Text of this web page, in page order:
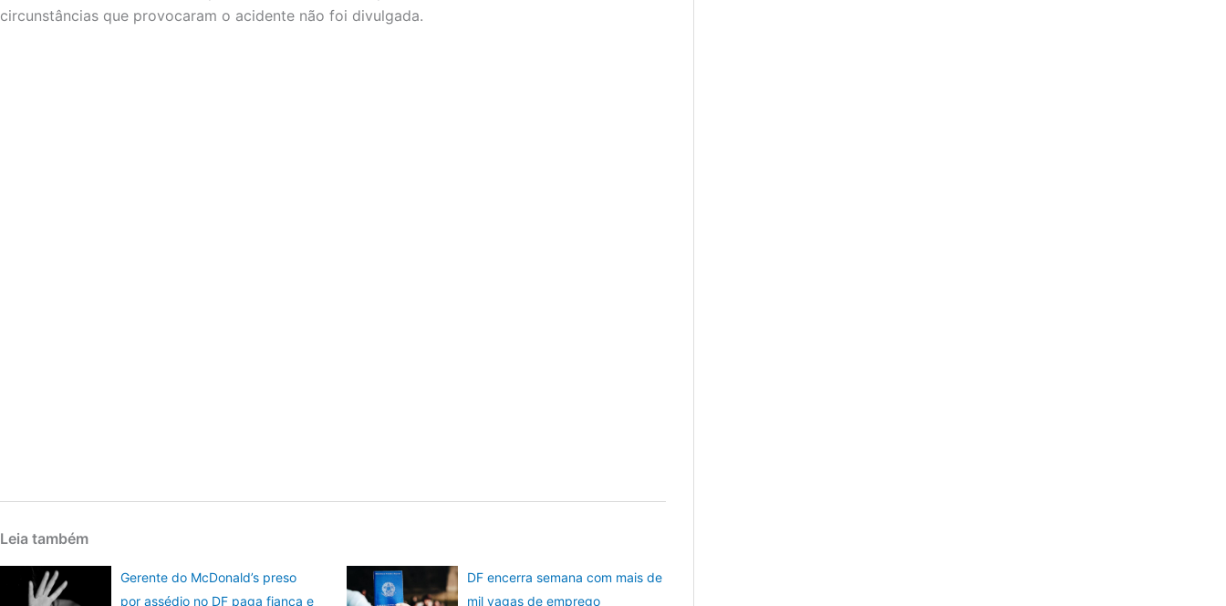
circunstâncias que provocaram o acidente não foi divulgada.
Leia também
Gerente do McDonald’s preso
por assédio no DF paga fiança e
DF encerra semana com mais de
mil vagas de emprego